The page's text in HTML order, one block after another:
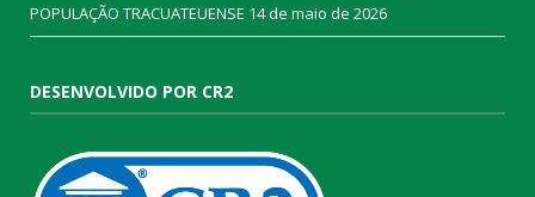
POPULAÇÃO TRACUATEUENSE 14 de maio de 2026
DESENVOLVIDO POR CR2